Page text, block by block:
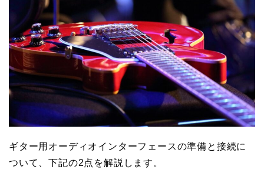
ギター用オーディオインターフェースの準備と接続に
ついて、下記の2点を解説します。